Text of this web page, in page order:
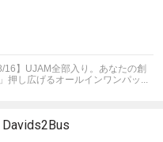
16】UJAM全部入り。あなたの創
押し広げるオールインワンパッ...
Davids2Bus